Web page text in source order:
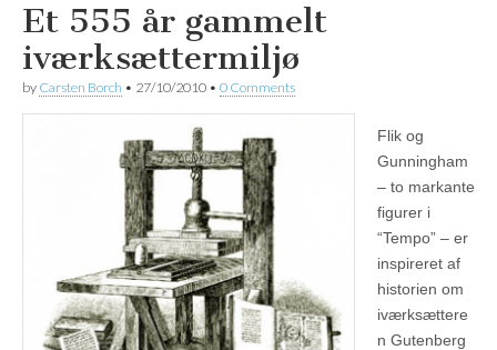
Et 555 år gammelt
iværksættermiljø
by Carsten Borch • 27/10/2010 • 0 Comments
Flik og
Gunningham
– to markante
figurer i
“Tempo” – er
inspireret af
historien om
iværksættere
n Gutenberg